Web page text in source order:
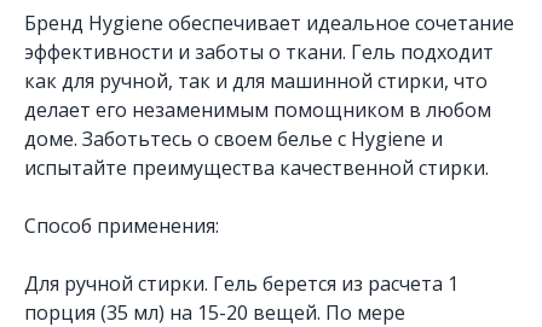
Бренд Hygiene обеспечивает идеальное сочетание
эффективности и заботы о ткани. Гель подходит
как для ручной, так и для машинной стирки, что
делает его незаменимым помощником в любом
доме. Заботьтесь о своем белье с Hygiene и
испытайте преимущества качественной стирки.
Способ применения:
Для ручной стирки. Гель берется из расчета 1
порция (35 мл) на 15-20 вещей. По мере